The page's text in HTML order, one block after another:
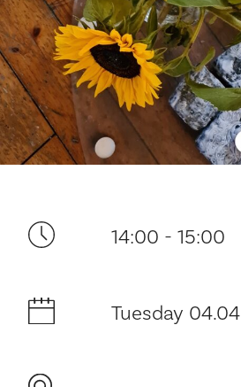
Your visit
The music in the Cathedral
History and architecture
14:00 - 15:00
Tuesday 04.04